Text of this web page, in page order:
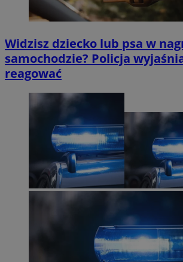
Widzisz dziecko lub psa w
samochodzie? Policja
reagować